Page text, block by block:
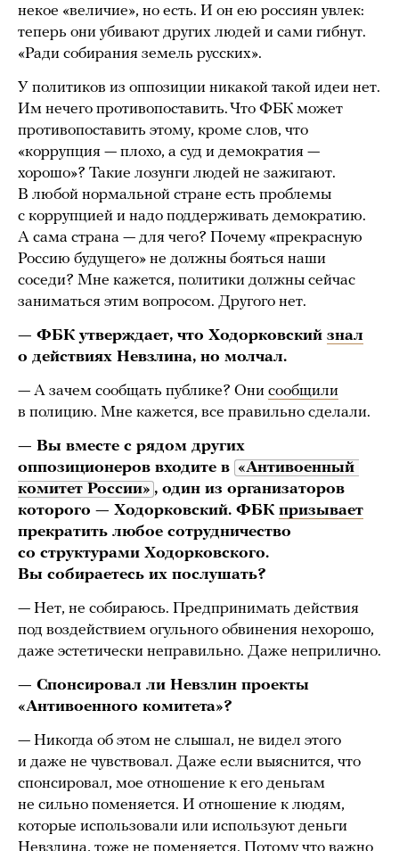
некое «величие», но есть. И он ею россиян увлек:
теперь они убивают других людей и сами гибнут.
«Ради собирания земель русских».
У политиков из оппозиции никакой такой идеи нет.
Им нечего противопоставить. Что ФБК может
противопоставить этому, кроме слов, что
«коррупция — плохо, а суд и демократия —
хорошо»? Такие лозунги людей не зажигают.
В любой нормальной стране есть проблемы
с коррупцией и надо поддерживать демократию.
А сама страна — для чего? Почему «прекрасную
Россию будущего» не должны бояться наши
соседи? Мне кажется, политики должны сейчас
заниматься этим вопросом. Другого нет.
— ФБК утверждает, что Ходорковский знал
о действиях Невзлина, но молчал.
— А зачем сообщать публике? Они сообщили
в полицию. Мне кажется, все правильно сделали.
— Вы вместе с рядом других
оппозиционеров входите в «Антивоенный
комитет России» , один из организаторов
которого — Ходорковский. ФБК призывает
прекратить любое сотрудничество
со структурами Ходорковского.
Вы собираетесь их послушать?
— Нет, не собираюсь. Предпринимать действия
под воздействием огульного обвинения нехорошо,
даже эстетически неправильно. Даже неприлично.
— Спонсировал ли Невзлин проекты
«Антивоенного комитета»?
— Никогда об этом не слышал, не видел этого
и даже не чувствовал. Даже если выяснится, что
спонсировал, мое отношение к его деньгам
не сильно поменяется. И отношение к людям,
которые использовали или используют деньги